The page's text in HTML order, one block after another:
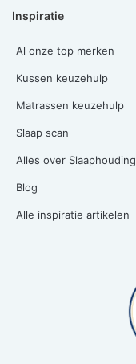
Inspiratie
Al onze top merken
Kussen keuzehulp
Matrassen keuzehulp
Slaap scan
Alles over
Blog
Alle inspiratie artikelen